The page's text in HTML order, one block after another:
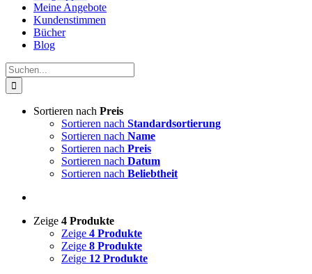
Meine Angebote
Kundenstimmen
Bücher
Blog
Suche
nach:
Sortieren nach Preis
Sortieren nach Standardsortierung
Sortieren nach Name
Sortieren nach Preis
Sortieren nach Datum
Sortieren nach Beliebtheit
Zeige 4 Produkte
Zeige 4 Produkte
Zeige 8 Produkte
Zeige 12 Produkte